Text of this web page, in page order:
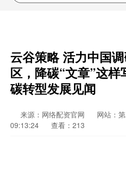
云谷策略 活力中国
区，降碳“文章”这
碳转型发展见闻
来源：网络配资官网 网站：
09:13:24
查看：213